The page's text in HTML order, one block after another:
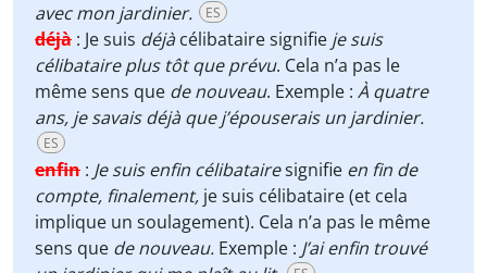
avec mon jardinier.
ES
déjà : Je suis déjàcélibataire signifie je suis
célibataire plus tôt que prévu. Cela n’a pas le
même sens que de nouveau. Exemple : À quatre
ans, je savais déjà que j’épouserais un jardinier.
ES
enfin : Je suisenfin célibatairesignifie en fin de
compte, finalement, je suis célibataire (et cela
implique un soulagement). Cela n’a pas le même
sens que de nouveau. Exemple : J’ai enfin trouvé